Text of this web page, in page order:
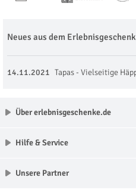
Neues aus dem
14.11.2021 Tapas - Vielseitige
Über erlebnisgeschenke.de
Hilfe & Service
Unsere Partner